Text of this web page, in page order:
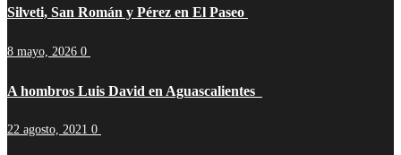
Silveti, San Román y Pérez en El Paseo
8 mayo, 2026 0
A hombros Luis David en Aguascalientes
22 agosto, 2021 0